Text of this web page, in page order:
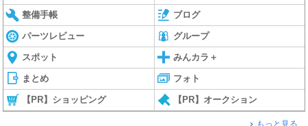
整備手帳 ブログ
パーツレビュー グループ
スポット みんカラ＋
まとめ フォト
【PR】ショッピング 【PR】オークション
もっと見る